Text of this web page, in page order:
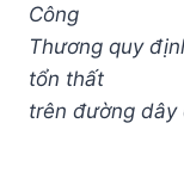
Công
Thương quy
tổn thất
trên đường dây